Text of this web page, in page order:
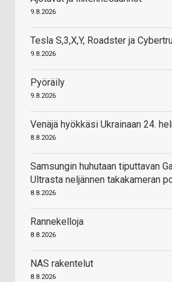
9.8.2026
Tesla S,3,X,Y, Roadster ja
9.8.2026
Pyöräily
9.8.2026
Venäjä hyökkäsi Ukrainaan 24.
8.8.2026
Samsungin huhutaan tiputtavan
Ultrasta neljännen takakameran
8.8.2026
Rannekelloja
8.8.2026
NAS rakentelut
8.8.2026